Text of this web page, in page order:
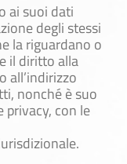
ai suoi dati
degli stessi
la riguardano o
il diritto alla
all’indirizzo
nonché è suo
privacy, con le